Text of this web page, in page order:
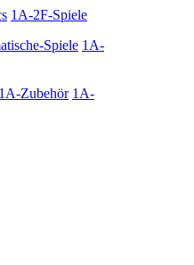
1A-2F-Spiele
Spiele 1A-
1A-Zubehör 1A-